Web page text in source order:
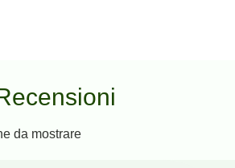
da mostrare